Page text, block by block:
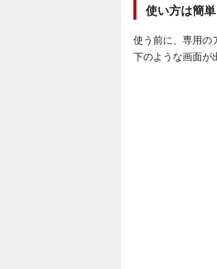
使い方は簡
使う前に、専用の
下のような画面が